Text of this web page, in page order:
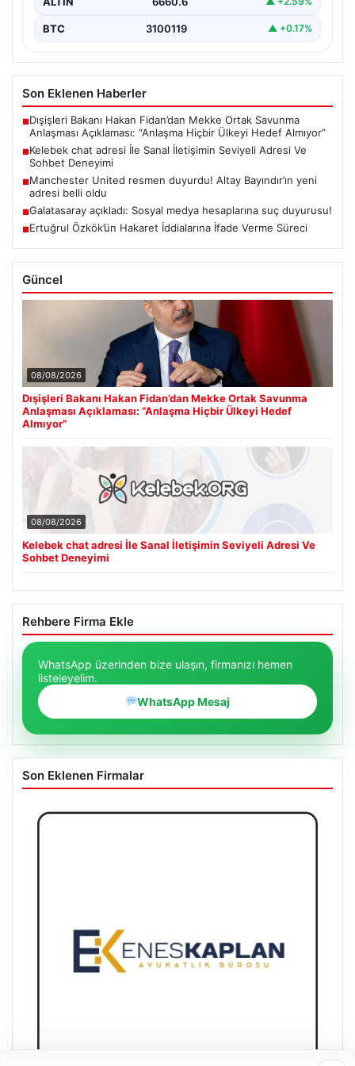
BTC 3100119 ▲ +0.17%
Son Eklenen Haberler
■Dışişleri Bakanı Hakan Fidan’dan Mekke Ortak Savunma
Anlaşması Açıklaması: “Anlaşma Hiçbir Ülkeyi Hedef Almıyor”
■Kelebek chat adresi İle Sanal İletişimin Seviyeli Adresi Ve
Sohbet Deneyimi
■Manchester United resmen duyurdu! Altay Bayındır’ın yeni
adresi belli oldu
■Galatasaray açıkladı: Sosyal medya hesaplarına suç duyurusu!
■Ertuğrul Özkök’ün Hakaret İddialarına İfade Verme Süreci
Güncel
08/08/2026
Dışişleri Bakanı Hakan Fidan’dan Mekke Ortak Savunma
Anlaşması Açıklaması: “Anlaşma Hiçbir Ülkeyi Hedef
Almıyor”
08/08/2026
Kelebek chat adresi İle Sanal İletişimin Seviyeli Adresi Ve
Sohbet Deneyimi
Rehbere Firma Ekle
WhatsApp üzerinden bize ulaşın, firmanızı hemen
listeleyelim.
WhatsApp Mesaj
Son Eklenen Firmalar